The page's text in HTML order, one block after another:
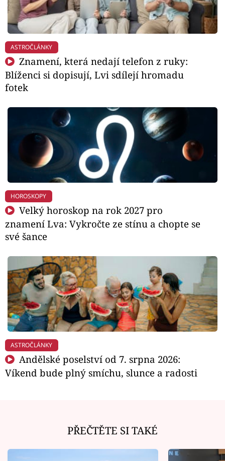
ASTROČLÁNKY
Znamení, která nedají telefon z ruky:
Blíženci si dopisují, Lvi sdílejí hromadu
fotek
HOROSKOPY
Velký horoskop na rok 2027 pro
znamení Lva: Vykročte ze stínu a chopte se
své šance
ASTROČLÁNKY
Andělské poselství od 7. srpna 2026:
Víkend bude plný smíchu, slunce a radosti
PŘEČTĚTE SI TAKÉ